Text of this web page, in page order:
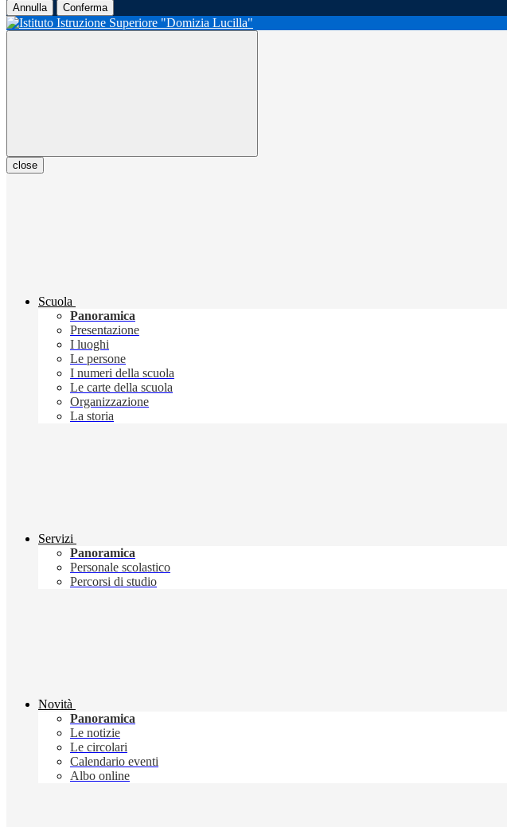
Annulla Conferma
close
Scuola
Panoramica
Presentazione
I luoghi
Le persone
I numeri della scuola
Le carte della scuola
Organizzazione
La storia
Servizi
Panoramica
Personale scolastico
Percorsi di studio
Novità
Panoramica
Le notizie
Le circolari
Calendario eventi
Albo online